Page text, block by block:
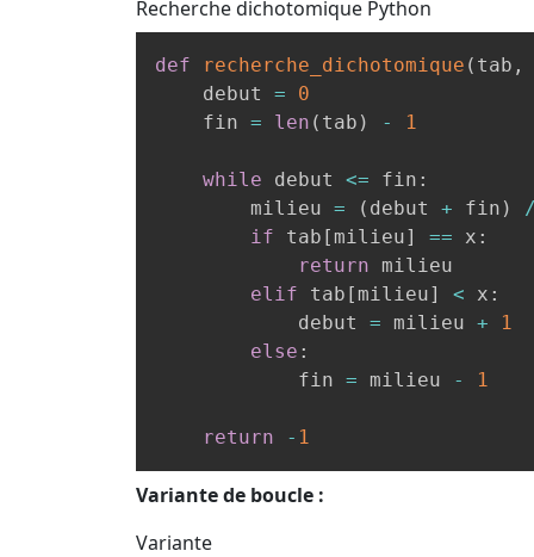
Recherche dichotomique Python
def recherche_dichotomique ( tab ,
    debut
=
0
    fin
= len ( tab ) - 1
while debut <= fin :
        milieu
= ( debut + fin )
if tab [ milieu] == x :
return milieu
elif tab [ milieu] < x :
            debut
= milieu +
1
else :
            fin
= milieu - 1
return - 1
Variante de boucle :
Variante